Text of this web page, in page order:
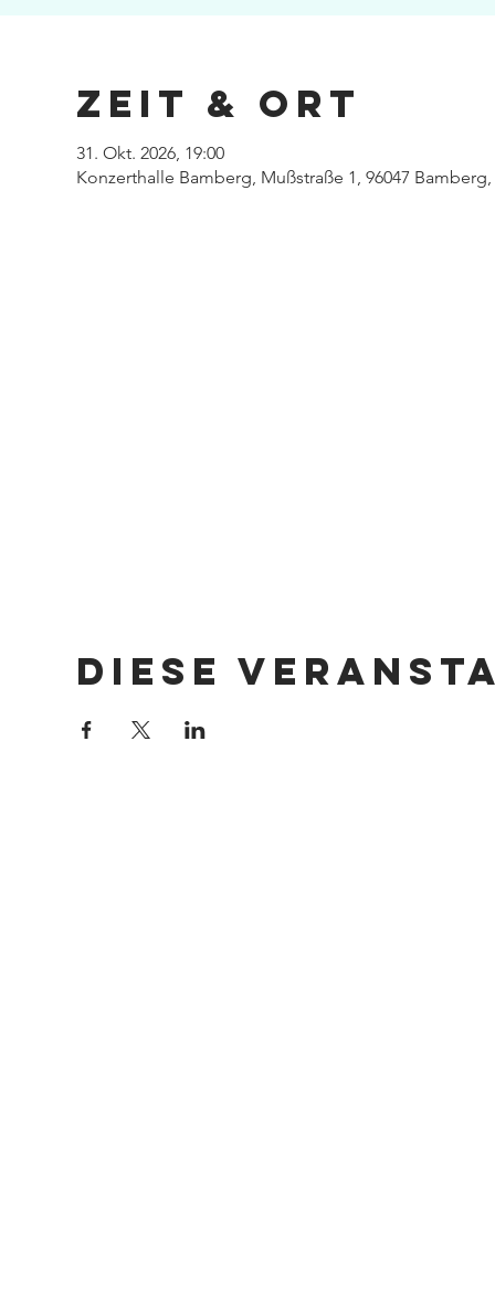
Zeit & Ort
31. Okt. 2026, 19:00
Konzerthalle Bamberg, Mußstraße 1, 96047
Diese